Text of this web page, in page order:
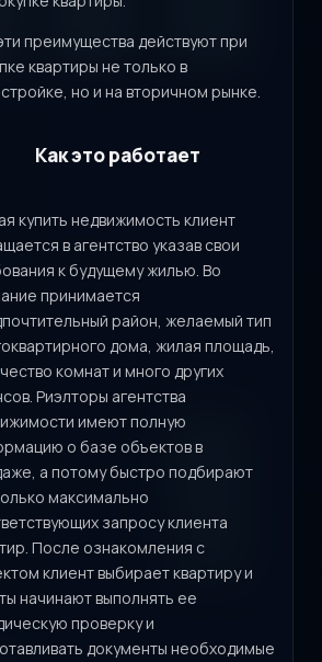
преимущества действуют при
квартиры не только в
но и на вторичном рынке.
Как это работает
купить недвижимость клиент
в агентство указав свои
к будущему жилью. Во
принимается
район, желаемый тип
дома, жилая площадь,
комнат и много других
Риэлторы агентства
имеют полную
о базе объектов в
а потому быстро подбирают
максимально
запросу клиента
После ознакомления с
клиент выбирает квартиру и
начинают выполнять ее
проверку и
документы необходимые